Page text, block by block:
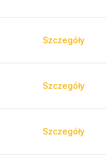
Szczegóły
Szczegóły
Szczegóły